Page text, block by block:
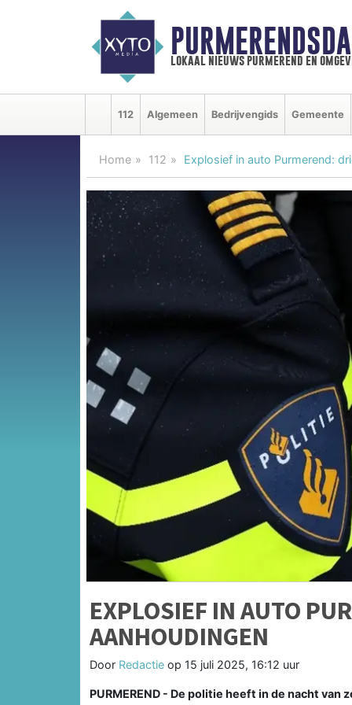
lokaal nieuws purmerend en
112 Algemeen Bedrijvengids Gemeente
Home 112 Explosief in auto Purmerend:
EXPLOSIEF IN AUTO
AANHOUDINGEN
Door Redactie op 15 juli 2025, 16:12 uur
PURMEREND - De politie heeft in de nacht